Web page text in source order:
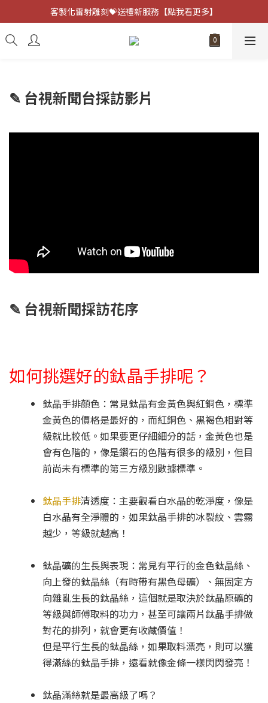
客製化雷射雕刻💝送禮新服務【點我看更多】
客製化雷射雕刻💝送禮新服務【點我看更多】
避邪防小人⚡指定黑曜石 任選兩件75折
✎ 台視新聞台採訪影片
✎ 台視新聞採訪花序
如何挑選好的鈦晶手排呢？
鈦晶手排顏色：常見鈦晶有金黃色與紅銅色，標準
金黃色的價格是最好的，而紅銅色、黑褐色相對等
級就比較低。如果要更仔細細分的話，金黃色也是
會有色階的，像是鑽石的色階有很多的級別，但目
前尚未有標準的第三方級別數據標準。
鈦晶手排清透度：主要觀看白水晶的乾淨度，像是
白水晶有全淨體的，如果鈦晶手排的冰裂紋、雲霧
越少，等級就越高！
鈦晶礦的生長與表現：常見有平行的金色鈦晶絲、
向上發的鈦晶絲（有時帶有黑色母礦）、無固定方
向雜亂生長的鈦晶絲，這個就是取決於鈦晶原礦的
等級與師傅取料的功力，甚至可讓兩片鈦晶手排做
對花的排列，就會更有收藏價值！
但是平行生長的鈦晶絲，如果取料漂亮，則可以獲
得滿絲的鈦晶手排，遠看就像金條一樣閃閃發亮！
鈦晶滿絲就是最高級了嗎？